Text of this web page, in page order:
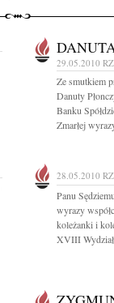
29.05.2010
Ze smutkiem
Danuty
Banku
Zmarłej
28.05.2010
Panu
wyrazy
koleżanki i
XVIII